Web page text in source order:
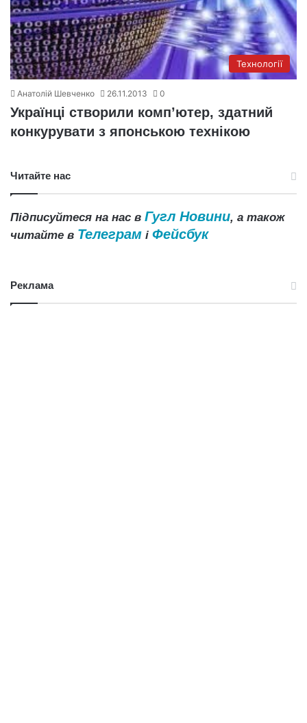
Технології
Анатолій Шевченко 26.11.2013 0
Українці створили комп’ютер, здатний
конкурувати з японською технікою
Читайте нас
Підписуйтеся на нас в Гугл Новини, а також
читайте в Телеграм і Фейсбук
Реклама